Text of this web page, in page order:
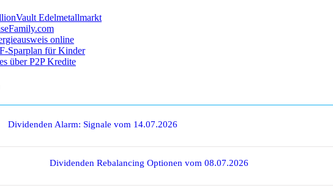
Edelmetallmarkt
online
Sparplan für Kinder
über P2P Kredite
Dividenden Alarm: Signale vom 14.07.2026
Dividenden Rebalancing Optionen vom 08.07.2026